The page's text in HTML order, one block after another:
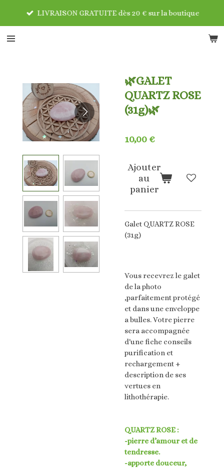
principal
LIVRAISON GRATUITE dès 20 € sur la boutique
🌿GALET
QUARTZ ROSE
(31g)🌿
10,00 €
Ajouter
au
panier
Galet QUARTZ ROSE
(31g)
Vous recevrez le galet
de la photo
,parfaitement protégé
et dans une enveloppe
a bulles. Votre pierre
sera accompagnée
d'une fiche conseils
purification et
rechargement +
description de ses
vertues en
lithothérapie.
QUARTZ ROSE :
-pierre d’amour et de
tendresse.
-apporte douceur,